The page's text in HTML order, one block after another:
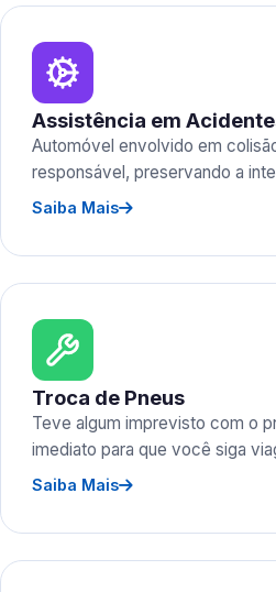
Assistência em
Automóvel envolvido em
responsável, preservando a
Saiba Mais
Troca de Pneus
Teve algum imprevisto com o
imediato para que você siga
Saiba Mais